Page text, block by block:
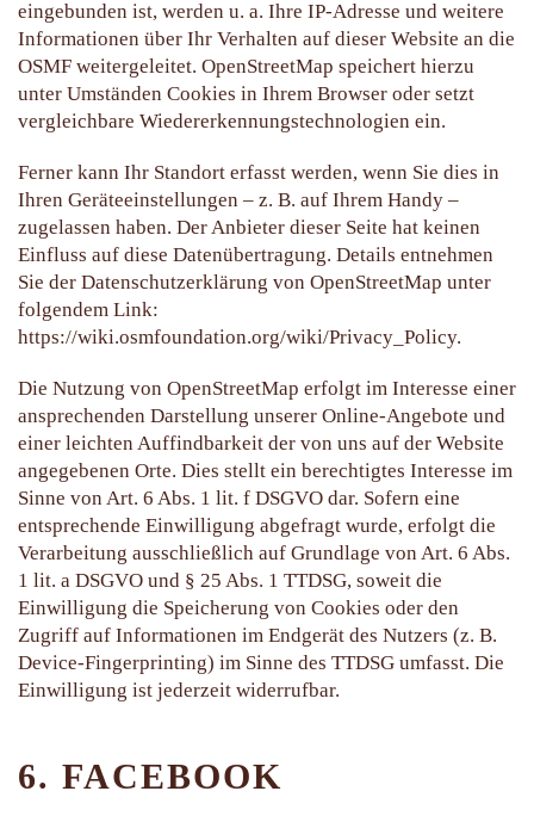
eingebunden ist, werden u. a. Ihre IP-Adresse und weitere
Informationen über Ihr Verhalten auf dieser Website an die
OSMF weitergeleitet. OpenStreetMap speichert hierzu
unter Umständen Cookies in Ihrem Browser oder setzt
vergleichbare Wiedererkennungstechnologien ein.
Ferner kann Ihr Standort erfasst werden, wenn Sie dies in
Ihren Geräteeinstellungen – z. B. auf Ihrem Handy –
zugelassen haben. Der Anbieter dieser Seite hat keinen
Einfluss auf diese Datenübertragung. Details entnehmen
Sie der Datenschutzerklärung von OpenStreetMap unter
folgendem Link:
https://wiki.osmfoundation.org/wiki/Privacy_Policy.
Die Nutzung von OpenStreetMap erfolgt im Interesse einer
ansprechenden Darstellung unserer Online-Angebote und
einer leichten Auffindbarkeit der von uns auf der Website
angegebenen Orte. Dies stellt ein berechtigtes Interesse im
Sinne von Art. 6 Abs. 1 lit. f DSGVO dar. Sofern eine
entsprechende Einwilligung abgefragt wurde, erfolgt die
Verarbeitung ausschließlich auf Grundlage von Art. 6 Abs.
1 lit. a DSGVO und § 25 Abs. 1 TTDSG, soweit die
Einwilligung die Speicherung von Cookies oder den
Zugriff auf Informationen im Endgerät des Nutzers (z. B.
Device-Fingerprinting) im Sinne des TTDSG umfasst. Die
Einwilligung ist jederzeit widerrufbar.
6. FACEBOOK